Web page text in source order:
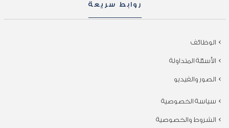
روابط سريعة
الوظائف
الأسئلة المتداولة
الصور والفيديو
سياسة الخصوصية
الشروط والخصوصية